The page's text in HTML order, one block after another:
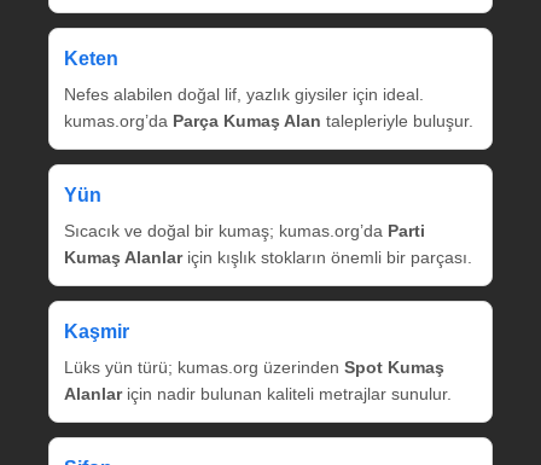
Keten
Nefes alabilen doğal lif, yazlık giysiler için ideal.
kumas.org’da Parça Kumaş Alan talepleriyle buluşur.
Yün
Sıcacık ve doğal bir kumaş; kumas.org’da Parti
Kumaş Alanlariçin kışlık stokların önemli bir parçası.
Kaşmir
Lüks yün türü; kumas.org üzerinden Spot Kumaş
Alanlariçin nadir bulunan kaliteli metrajlar sunulur.